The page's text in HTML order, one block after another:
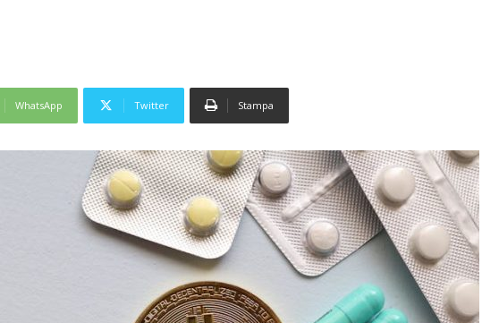
WhatsApp Twitter Stampa